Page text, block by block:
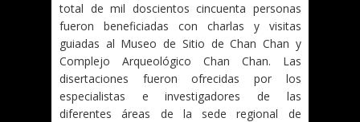
total de mil doscientos cincuenta personas
fueron beneficiadas con charlas y visitas
guiadas al Museo de Sitio de Chan Chan y
Complejo Arqueológico Chan Chan. Las
disertaciones fueron ofrecidas por los
especialistas e investigadores de las
diferentes áreas de la sede regional de